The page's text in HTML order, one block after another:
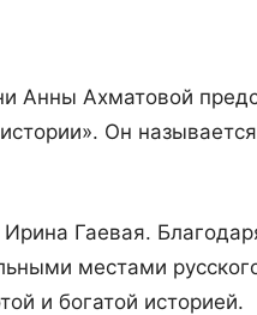
Анны Ахматовой
Он
Гаевая.
местами
и богатой историей.